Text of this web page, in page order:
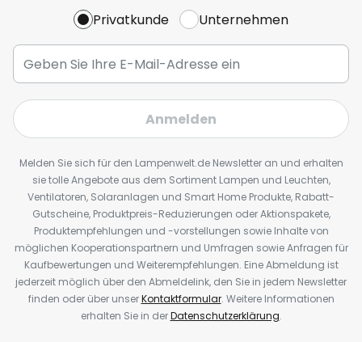
Privatkunde Unternehmen
Anmelden
Melden Sie sich für den Lampenwelt.de Newsletter an und erhalten
sie tolle Angebote aus dem Sortiment Lampen und Leuchten,
Ventilatoren, Solaranlagen und Smart Home Produkte, Rabatt-
Gutscheine, Produktpreis-Reduzierungen oder Aktionspakete,
Produktempfehlungen und -vorstellungen sowie Inhalte von
möglichen Kooperationspartnern und Umfragen sowie Anfragen für
Kaufbewertungen und Weiterempfehlungen. Eine Abmeldung ist
jederzeit möglich über den Abmeldelink, den Sie in jedem Newsletter
finden oder über unserKontaktformular. Weitere Informationen
erhalten Sie in derDatenschutzerklärung.